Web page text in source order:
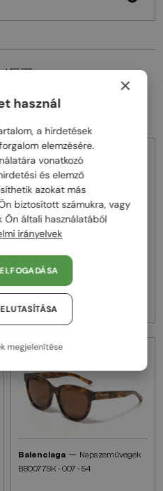
48/72 -25%
Balenciaga—
BB0294SK - 003 - 55
69 000 Ft 93 000 Ft
48/72
Balenciaga — Napszemüvegek
BB0077SK - 007 - 54
×
használ
a hirdetések
elemzésére.
vonatkozó
és elemző
azokat más
biztosított számukra, vagy
Ön általi használatából
irányelvek
megjelenítése